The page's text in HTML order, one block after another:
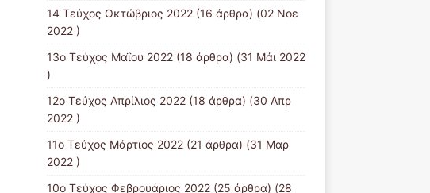
14 Tεύχος Οκτώβριος 2022(16 άρθρα) (02 Νοε
2022 )
13ο Τεύχος Μαΐου 2022(18 άρθρα) (31 Μάι 2022
)
12ο Τεύχος Απρίλιος 2022(18 άρθρα) (30 Απρ
2022 )
11o Tεύχος Μάρτιος 2022(21 άρθρα) (31 Μαρ
2022 )
10o Tεύχος Φεβρουάριος 2022(25 άρθρα) (28